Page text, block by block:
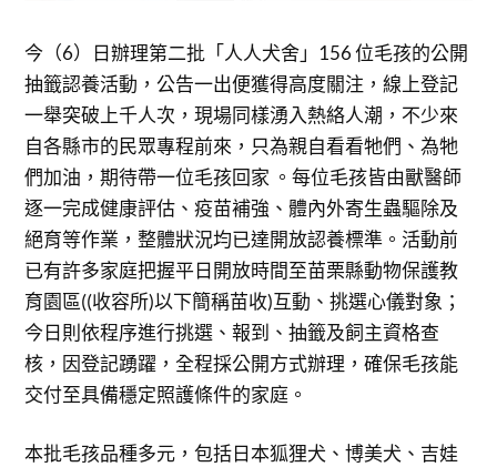
今（6）日辦理第二批「人人犬舍」156 位毛孩的公開
抽籤認養活動，公告一出便獲得高度關注，線上登記
一舉突破上千人次，現場同樣湧入熱絡人潮，不少來
自各縣市的民眾專程前來，只為親自看看牠們、為牠
們加油，期待帶一位毛孩回家 。每位毛孩皆由獸醫師
逐一完成健康評估、疫苗補強、體內外寄生蟲驅除及
絕育等作業，整體狀況均已達開放認養標準。活動前
已有許多家庭把握平日開放時間至苗栗縣動物保護教
育園區((收容所)以下簡稱苗收)互動、挑選心儀對象；
今日則依程序進行挑選、報到、抽籤及飼主資格查
核，因登記踴躍，全程採公開方式辦理，確保毛孩能
交付至具備穩定照護條件的家庭。
本批毛孩品種多元，包括日本狐狸犬、博美犬、吉娃